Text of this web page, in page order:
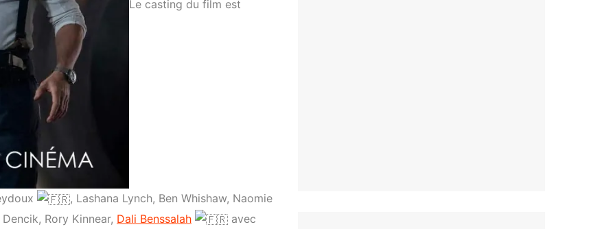
Le casting du film est
, Lashana Lynch, Ben Whishaw, Naomie
Rory Kinnear, Dali Benssalah
avec